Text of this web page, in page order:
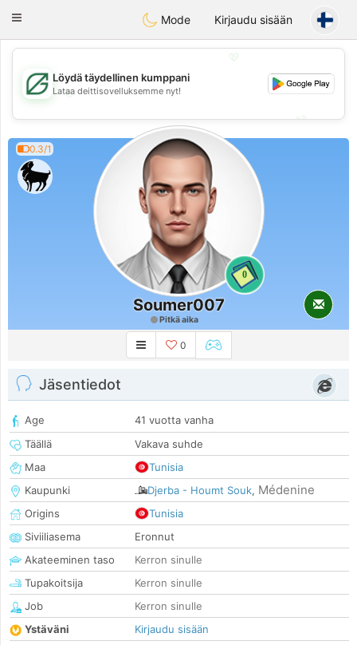
GulfDating
Toggle
Mode Kirjaudu sisään
💖
💕
💕
Löydä täydellinen kumppani
Lataa deittisovelluksemme nyt!
0.3/1
0
Soumer007
Pitkä aika
0
Jäsentiedot
Age
41 vuotta vanha
Täällä
Vakava suhde
Maa
Tunisia
Kaupunki
Djerba - Houmt Souk, Médenine
Origins
Tunisia
Siviiliasema
Eronnut
Akateeminen taso
Kerron sinulle
Tupakoitsija
Kerron sinulle
Job
Kerron sinulle
Ystäväni
Kirjaudu sisään